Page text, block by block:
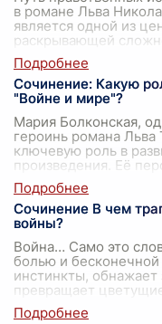
в романе Льва
является одной из
раскрывающей
Сочинение: Какую
"Войне и мире"?
Мария Болконская,
героинь романа Льва
ключевую роль в
произведения. Её
Сочинение В чем
войны?
Война… Само это
болью и бесконечной
инстинкты,
превращает